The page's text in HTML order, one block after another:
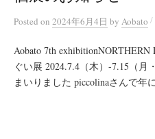
Posted on 2024年6月4日 by Aobato /
Aobato 7th
ぐい展 2024.7.4（木）-7.15（
まいりました piccolinaさんで年